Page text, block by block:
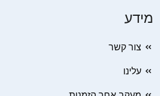
מידע
צור קשר
עלינו